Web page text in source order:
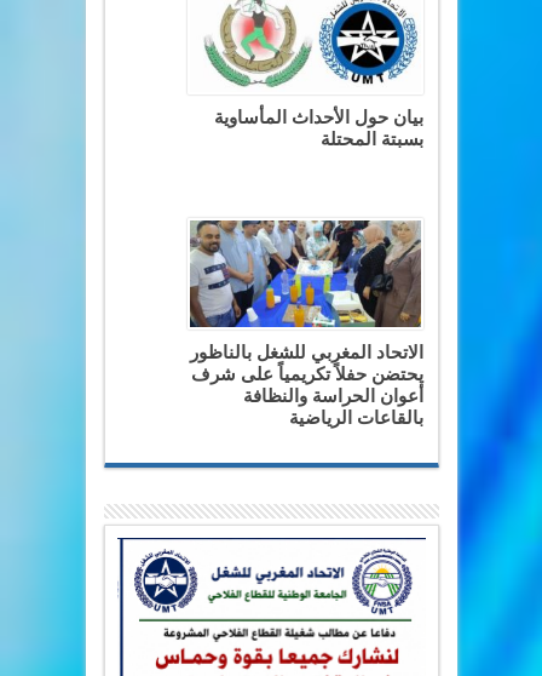
بيان حول الأحداث المأساوية
بسبتة المحتلة
الاتحاد المغربي للشغل بالناظور
يحتضن حفلاً تكريمياً على شرف
أعوان الحراسة والنظافة
بالقاعات الرياضية